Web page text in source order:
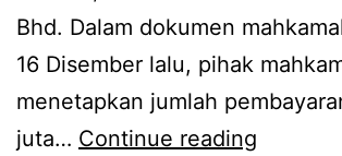
n
N
a
j
r
e
m
p
Bhd. Dalam dokumen
16 Disember lalu, pihak
menetapkan jumlah
juta… Continue reading